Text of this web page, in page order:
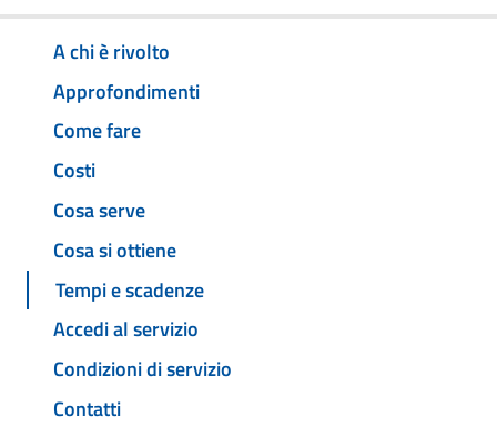
A chi è rivolto
Approfondimenti
Come fare
Costi
Cosa serve
Cosa si ottiene
Tempi e scadenze
Accedi al servizio
Condizioni di servizio
Contatti